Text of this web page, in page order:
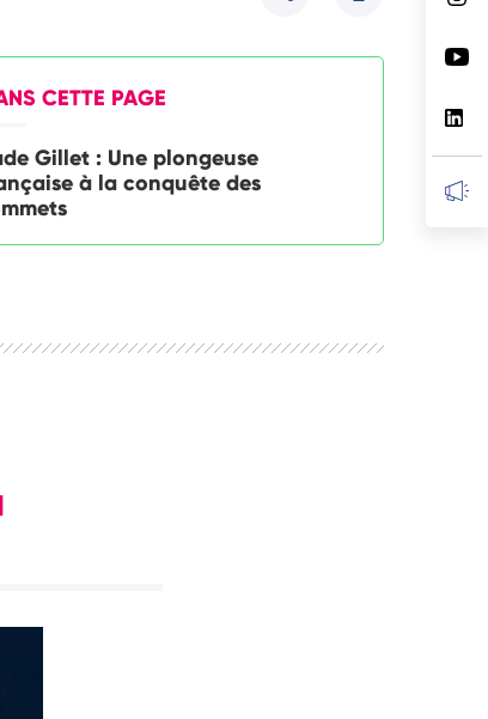
CETTE PAGE
Gillet : Une plongeuse
à la conquête des